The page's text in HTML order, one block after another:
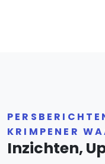
KRIMPENER
Inzichten,